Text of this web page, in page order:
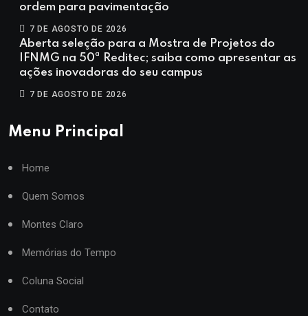
ordem para pavimentação
7 DE AGOSTO DE 2026
Aberta seleção para a Mostra de Projetos do
IFNMG na 50ª Reditec; saiba como apresentar as
ações inovadoras do seu campus
7 DE AGOSTO DE 2026
Menu Principal
Home
Quem Somos
Montes Claro
Memórias do Tempo
Coluna Social
Contato